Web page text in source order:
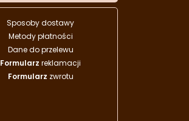
Sposoby dostawy
Metody płatności
Dane do przelewu
Formularz reklamacji
Formularz zwrotu